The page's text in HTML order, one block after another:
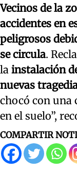
Vecinos de la
accidentes en
peligrosos
se circula.
la instalación
nuevas
chocó con
en el suelo”,
COMPARTIR